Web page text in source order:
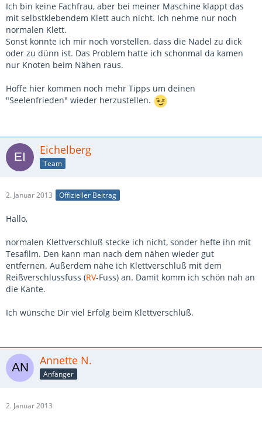
Ich bin keine Fachfrau, aber bei meiner Maschine klappt das
mit selbstklebendem Klett auch nicht. Ich nehme nur noch
normalen Klett.
Sonst könnte ich mir noch vorstellen, dass die Nadel zu dick
oder zu dünn ist. Das Problem hatte ich schonmal da kamen
nur Knoten beim Nähen raus.
Hoffe hier kommen noch mehr Tipps um deinen
"Seelenfrieden" wieder herzustellen.
Eichelberg
Team
2. Januar 2013 Offizieller Beitrag
Hallo,
normalen Klettverschluß stecke ich nicht, sonder hefte ihn mit
Tesafilm. Den kann man nach dem nähen wieder gut
entfernen. Außerdem nähe ich Klettverschluß mit dem
Reißverschlussfuss (RV-Fuss) an. Damit komm ich schön nah an
die Kante.
Ich wünsche Dir viel Erfolg beim Klettverschluß.
Annette N.
Anfänger
2. Januar 2013